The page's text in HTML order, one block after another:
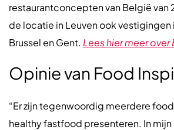
restaurantconcepten van België van
de locatie in Leuven ook vestigingen
Brussel en Gent. Lees hier meer over
Opinie van Food
“Er zijn tegenwoordig meerdere
healthy fastfood presenteren. In mijn